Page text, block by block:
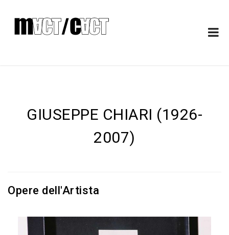
GIUSEPPE CHIARI (1926-
2007)
Opere dell'Artista